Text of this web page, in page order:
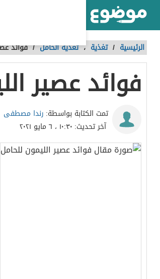
الرئيسية / تغذية ،تغذية الحامل /فوائد
فوائد عصير
تمت الكتابة بواسطة: رندا مصطفى
آخر تحديث: ١٠:٣٠ ، ٦ مايو ٢٠٢١